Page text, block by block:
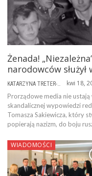
Żenada!
narodowców
kwi 18,
Prorządowe media nie
skandalicznej wypowiedzi
Tomasza Sakiewicza, który
popierają nazizm, do boju
WIADOMOŚCI